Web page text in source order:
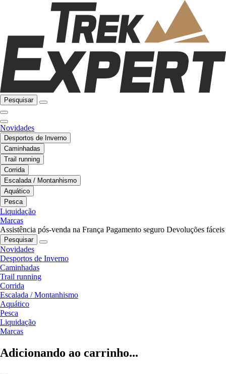
Pesquisar
Novidades
Desportos de Inverno
Caminhadas
Trail running
Corrida
Escalada / Montanhismo
Aquático
Pesca
Liquidação
Marcas
Assistência pós-venda na França Pagamento seguro Devoluções fáceis
Pesquisar
Novidades
Desportos de Inverno
Caminhadas
Trail running
Corrida
Escalada / Montanhismo
Aquático
Pesca
Liquidação
Marcas
Adicionando ao carrinho...